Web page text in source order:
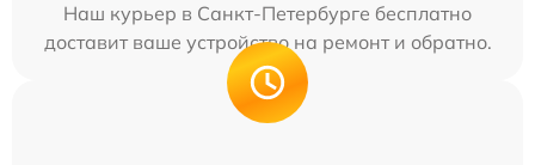
Наш курьер в Санкт-Петербурге бесплатно
доставит ваше устройство на ремонт и обратно.